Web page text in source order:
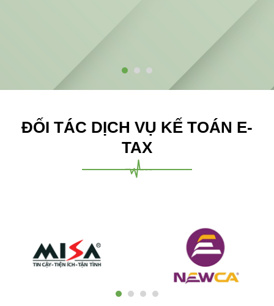
ĐỐI TÁC DỊCH VỤ KẾ TOÁN E-
TAX